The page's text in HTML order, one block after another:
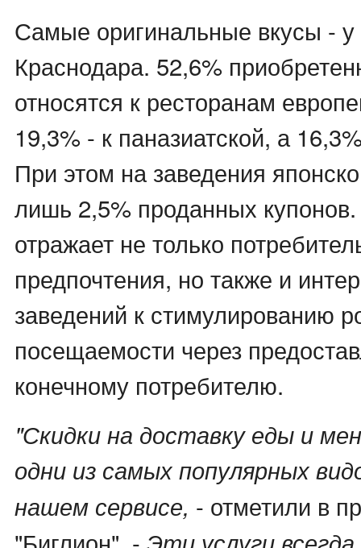
Самые оригинальные вкусы - у
Краснодара. 52,6%
относятся к ресторанам
19,3% - к паназиатской, а
При этом на заведения
лишь 2,5% проданных купонов.
отражает не только
предпочтения, но также и
заведений к стимулированию
посещаемости через
конечному потребителю.
"Скидки на доставку еды и
одни из самых популярных
нашем сервисе, - отметили в